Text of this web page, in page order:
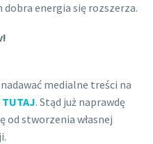
energia się rozszerza.
medialne treści na
TUTAJ. Stąd już naprawdę
od stworzenia własnej